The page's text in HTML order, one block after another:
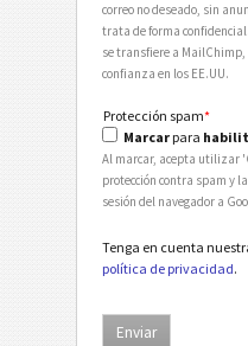
correo no deseado, sin
trata de forma
se transfiere a MailChimp,
confianza en los EE.UU.
Protección spam*
Marcar para
Al marcar, acepta utilizar
protección contra spam y
sesión del navegador a
Tenga en cuenta
política de privacidad.